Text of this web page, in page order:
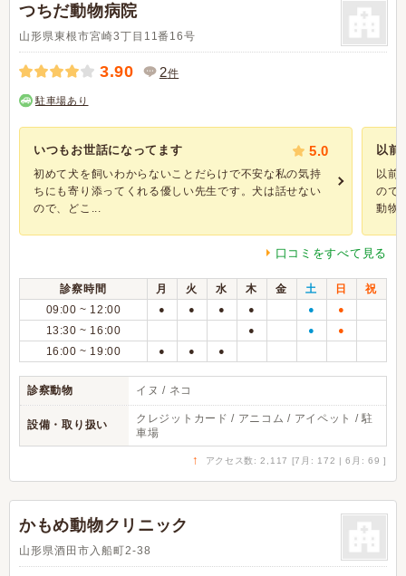
つちだ動物病院
山形県東根市宮崎3丁目11番16号
3.90 2件
駐車場あり
いつもお世話になってます 5.0
初めて犬を飼いわからないことだらけで不安な私の気持
ちにも寄り添ってくれる優しい先生です。犬は話せない
ので、どこ...
以前
以前
ので
動物
口コミをすべて見る
診察時間 月 火 水 木 金 土 日
祝
09:00 ~ 12:00
● ● ● ● ● ●
13:30 ~ 16:00 ● ● ●
16:00 ~ 19:00 ● ● ●
診察動物 イヌ / ネコ
設備・取り扱い
クレジットカード / アニコム / アイペット / 駐
車場
↑ アクセス数: 2,117 [7月: 172 | 6月: 69 ]
かもめ動物クリニック
山形県酒田市入船町2-38